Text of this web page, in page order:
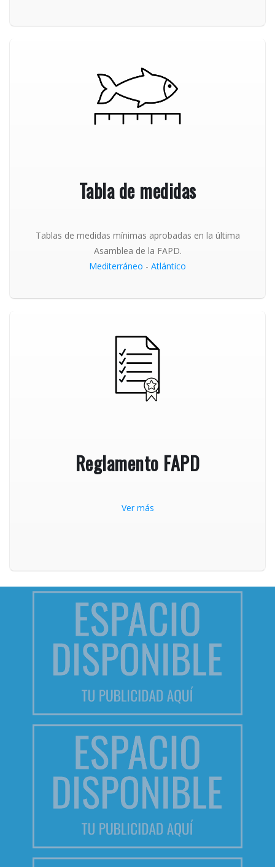
Tabla de medidas
Tablas de medidas mínimas aprobadas en la última
Asamblea de la FAPD.
Mediterráneo - Atlántico
Reglamento FAPD
Ver más